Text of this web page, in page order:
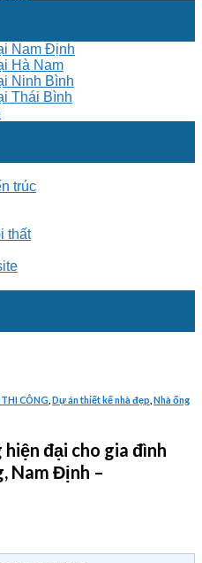
Nam Định
Hà Nam
Ninh Bình
Thái Bình
trúc
thất
CÔNG Dự án thiết kế nhà đẹp Nhà ống
đại cho gia đình
Nam Định –